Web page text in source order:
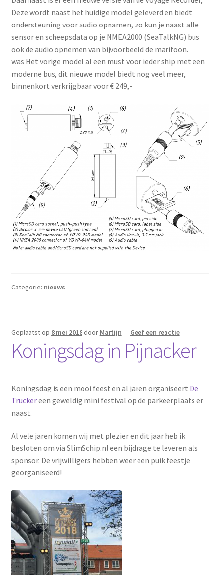
Deze wordt naast het huidige model geleverd en biedt
ondersteuning voor audio opnamen, zo kun je naast alle
sensor en scheepsdata op je NMEA2000 (SeaTalkNG) bus
ook de audio opnemen van bijvoorbeeld de marifoon.
was Het vorige model al een must voor ieder ship met een
moderne bus, dit nieuwe model biedt nog veel meer,
binnenkort verkrijgbaar voor € 249,-
Categorie: nieuws
Geplaatst op 8 mei 2018 door Martijn — Geef een reactie
Koningsdag in Pijnacker
Koningsdag is een mooi feest en al jaren organiseert De
Truckereen geweldig mini festival op de parkeerplaats er
naast.
Al vele jaren komen wij met plezier en dit jaar heb ik
besloten om via SlimSchip.nl een bijdrage te leveren als
sponsor. De vrijwilligers hebben weer een puik feestje
georganiseerd!